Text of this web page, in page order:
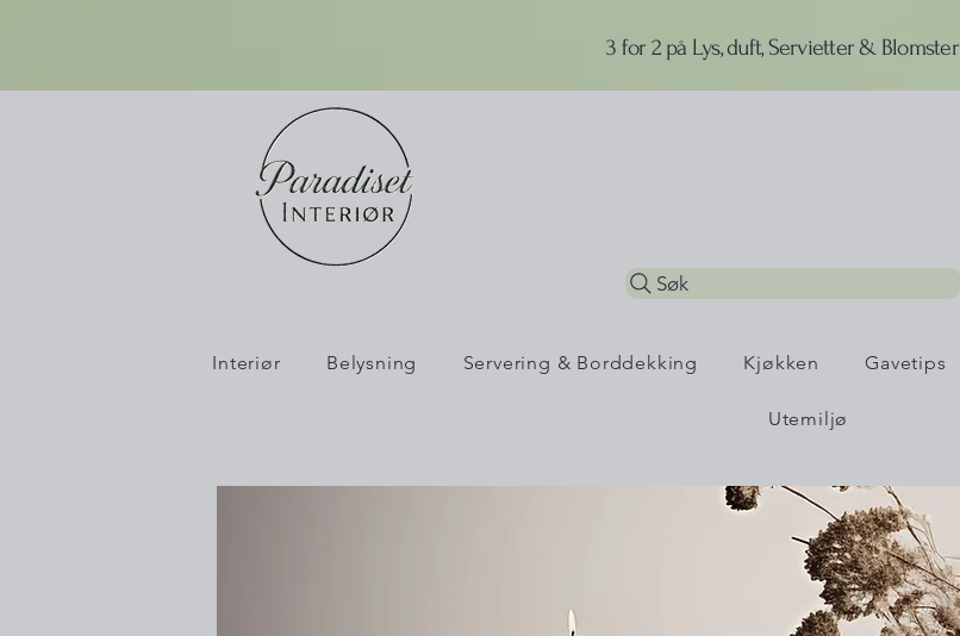
3 for 2 på Lys, duft, Servietter & Blomster
Søk
Interiør Belysning Servering & Borddekking Kjøkken Gavetips
Utemiljø